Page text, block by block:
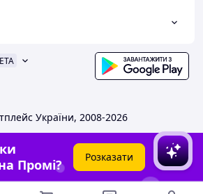
України, 2008-2026
Промі?
Розказати